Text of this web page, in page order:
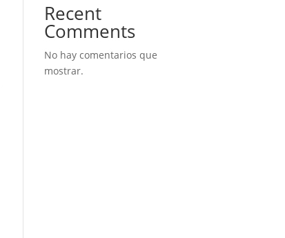
Recent
Comments
No hay comentarios que
mostrar.